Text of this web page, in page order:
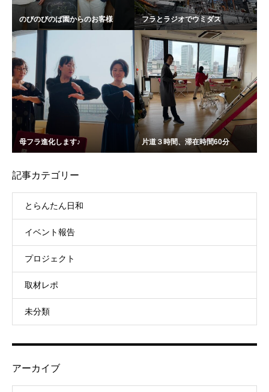
のびのびのば園からのお客様 フラとラジオでウミダス
母フラ進化します♪ 片道３時間、滞在時間60分
記事カテゴリー
とらんたん日和
イベント報告
プロジェクト
取材レポ
未分類
アーカイブ